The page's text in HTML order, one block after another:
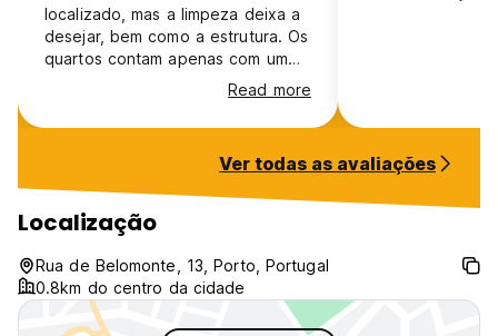
localizado, mas a limpeza deixa a
desejar, bem como a estrutura. Os
quartos contam apenas com um
ventilador de chão (que quando
ligado, pega apenas as camas de
baixo) em pleno verão europeu.
melhor não oferecer do que
cobrar um preço com ele "incluso"
e oferecer aquilo. Os funcionários
são simpáticos e prestativos, mas
parecem não conhecer nem o
hostel nem a cidade, pois com
alguma frequência não sabiam
fornecer informações.
Read more
Ver todas as avaliações
Localização
Rua de Belomonte, 13, Porto, Portugal
0.8km do centro da cidade